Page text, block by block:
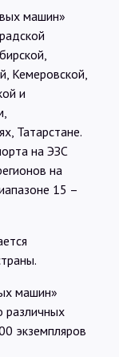
машин»
Кемеровской,
и
Татарстане.
на ЭЗС
на
15 –
машин»
различных
экземпляров